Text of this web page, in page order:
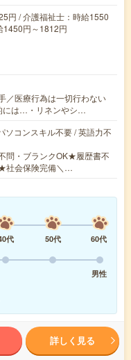
円 / 介護福祉士：時給1550
1450円～1812円
／医療行為は一切行わない
には…・リネンやシ…
ソコンスキル不要 / 英語力不
問・ブランクOK★履歴書不
社会保険完備＼…
代 50代
60代
男性
詳しく見る